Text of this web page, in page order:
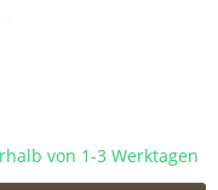
von 1-3 Werktagen